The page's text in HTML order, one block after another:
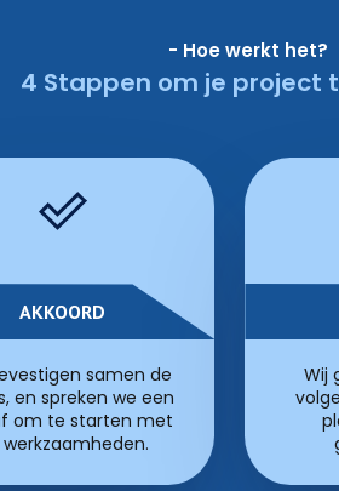
- Hoe werkt het?
4 Stappen om je project
AKKOORD
samen de
en spreken we een
om te starten met
Wij